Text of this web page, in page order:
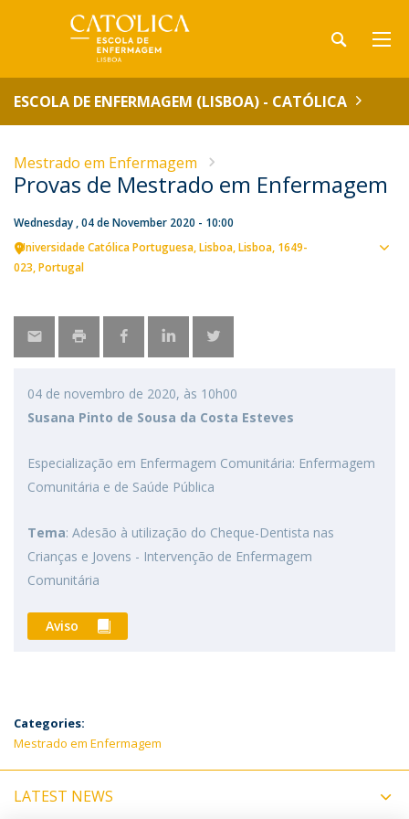
ESCOLA DE ENFERMAGEM (LISBOA) - CATÓLICA
Mestrado em Enfermagem
Provas de Mestrado em Enfermagem
Wednesday , 04 de November 2020 - 10:00
Universidade Católica Portuguesa Lisboa Lisboa 1649-
023 Portugal
04 de novembro de 2020, às 10h00
Susana Pinto de Sousa da Costa Esteves
Especialização em Enfermagem Comunitária: Enfermagem
Comunitária e de Saúde Pública
Tema: Adesão à utilização do Cheque-Dentista nas
Crianças e Jovens - Intervenção de Enfermagem
Comunitária
Aviso
Categories:
Mestrado em Enfermagem
LATEST NEWS